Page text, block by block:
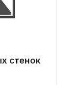
стенок